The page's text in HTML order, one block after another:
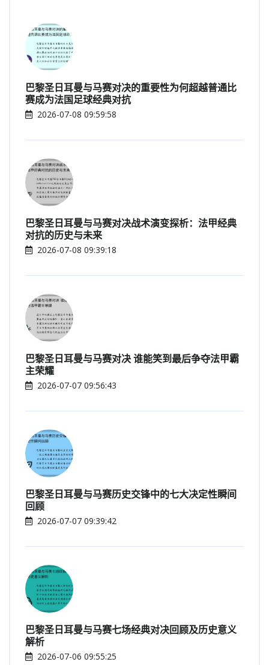
巴黎圣日耳曼与马赛对决的重要性为何超越普通比
赛成为法国足球经典对抗
2026-07-08 09:59:58
巴黎圣日耳曼与马赛对决战术演变探析：法甲经典
对抗的历史与未来
2026-07-08 09:39:18
巴黎圣日耳曼与马赛对决 谁能笑到最后争夺法甲霸
主荣耀
2026-07-07 09:56:43
巴黎圣日耳曼与马赛历史交锋中的七大决定性瞬间
回顾
2026-07-07 09:39:42
巴黎圣日耳曼与马赛七场经典对决回顾及历史意义
解析
2026-07-06 09:55:25